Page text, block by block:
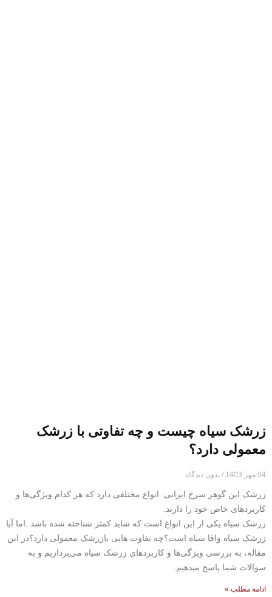
زرشک سیاه چیست و چه تفاوتی با زرشک
معمولی دارد؟
04 مهر 1403 بدون دیدگاه
زرشک این گوهر سرخ ایرانی انواع مختلفی دارد که هر کدام ویژگی‌ها و
کاربردهای خاص خود را دارند.
زرشک سیاه یکی از این انواع است که شاید کمتر شناخته شده باشد .اما آیا
زرشک سیاه واقا سیاه است؟چه تفاوت هایی بازرشک معمولی دارد؟در این
مقاله، به بررسی ویژگی‌ها و کاربردهای زرشک سیاه می‌پردازیم و به
سوالات شما پاسخ میدهیم.
ادامه مطلب »